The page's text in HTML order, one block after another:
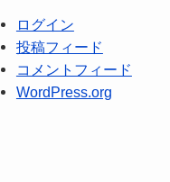
ログイン
投稿フィード
コメントフィード
WordPress.org